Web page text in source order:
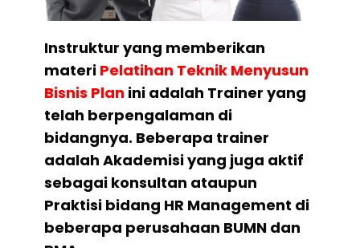
Instruktur yang memberikan
materi Pelatihan Teknik Menyusun
Bisnis Plan ini adalah Trainer yang
telah berpengalaman di
bidangnya. Beberapa trainer
adalah Akademisi yang juga aktif
sebagai konsultan ataupun
Praktisi bidang HR Management di
beberapa perusahaan BUMN dan